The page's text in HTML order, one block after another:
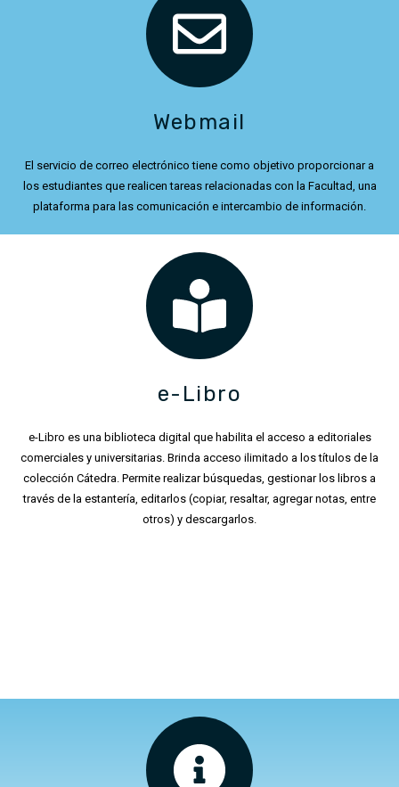
Webmail
El servicio de correo electrónico tiene como objetivo proporcionar a
los estudiantes que realicen tareas relacionadas con la Facultad, una
plataforma para las comunicación e intercambio de información.
e-Libro
e-Libro es una biblioteca digital que habilita el acceso a editoriales
comerciales y universitarias. Brinda acceso ilimitado a los títulos de la
colección Cátedra. Permite realizar búsquedas, gestionar los libros a
través de la estantería, editarlos (copiar, resaltar, agregar notas, entre
otros) y descargarlos.